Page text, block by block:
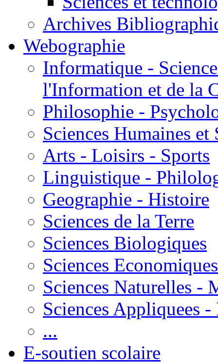
Archives
Webographie
Informatique -
l'Information et de la
Philosophie -
Sciences Humaines et
Arts - Loisirs - Sports
Linguistique -
Geographie - Histoire
Sciences de la Terre
Sciences Biologiques
Sciences Economiques
Sciences Naturelles -
Sciences Appliquees
...
E-soutien scolaire